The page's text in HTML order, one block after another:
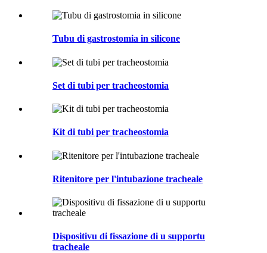
Tubu di gastrostomia in silicone
Set di tubi per tracheostomia
Kit di tubi per tracheostomia
Ritenitore per l'intubazione tracheale
Dispositivu di fissazione di u supportu
tracheale